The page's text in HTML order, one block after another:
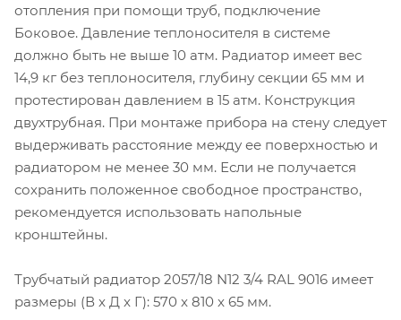
отопления при помощи труб, подключение
Боковое. Давление теплоносителя в системе
должно быть не выше 10 атм. Радиатор имеет вес
14,9 кг без теплоносителя, глубину секции 65 мм и
протестирован давлением в 15 атм. Конструкция
двухтрубная. При монтаже прибора на стену следует
выдерживать расстояние между ее поверхностью и
радиатором не менее 30 мм. Если не получается
сохранить положенное свободное пространство,
рекомендуется использовать напольные
кронштейны.
Трубчатый радиатор 2057/18 N12 3/4 RAL 9016 имеет
размеры (В x Д x Г): 570 x 810 x 65 мм.